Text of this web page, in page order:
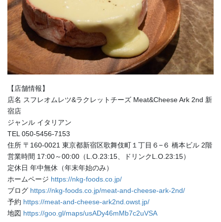
【店舗情報】
店名 スフレオムレツ&ラクレットチーズ Meat&Cheese Ark 2nd 新
宿店
ジャンル イタリアン
TEL 050-5456-7153
住所 〒160-0021 東京都新宿区歌舞伎町１丁目６−６ 橋本ビル 2階
営業時間 17:00～00:00（L.O.23:15、ドリンクL.O.23:15）
定休日 年中無休（年末年始のみ）
ホームページ https://nkg-foods.co.jp/
ブログ https://nkg-foods.co.jp/meat-and-cheese-ark-2nd/
予約 https://meat-and-cheese-ark2nd.owst.jp/
地図 https://goo.gl/maps/usADy46mMb7c2uVSA